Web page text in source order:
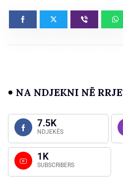
NA NDJEKNI NË
7.5K
NDJEKËS
1K
SUBSCRIBERS